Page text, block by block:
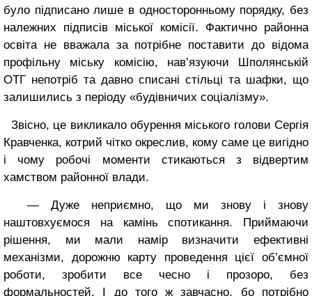
було підписано лише в односторонньому порядку, без
належних підписів міської комісії. Фактично районна
освіта не вважала за потрібне поставити до відома
профільну міську комісію, нав’язуючи Шполянській
ОТГ непотріб та давно списані стільці та шафки, що
залишились з періоду «будівничих соціалізму».
Звісно, це викликало обурення міського голови Сергія
Кравченка, котрий чітко окреслив, кому саме це вигідно
і чому робочі моменти стикаються з відвертим
хамством районної влади.
— Дуже неприємно, що ми знову і знову
наштовхуємося на камінь спотикання. Приймаючи
рішення, ми мали намір визначити ефективні
механізми, дорожню карту проведення цієї об’ємної
роботи, зробити все чесно і прозоро, без
формальностей. І до того ж завчасно, бо потрібно